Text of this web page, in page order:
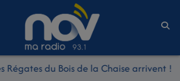
Régates du Bois de la Chaise arrivent !